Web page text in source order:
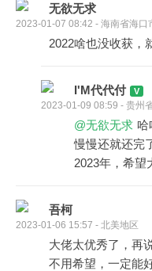
无欲无求
2023-01-07 08:42 - 海南省海口
2022啥也没收获，
I'M代代付
2023-01-09 08:59 - 贵州
@无欲无求 哈
慢慢还就还完
2023年，希望
吾柯
2023-01-06 15:57 - 北美地区
大佬太优秀了，再
不用希望，一定能